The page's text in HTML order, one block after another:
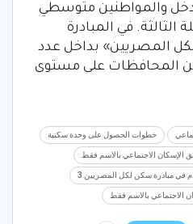
والمواطنين متوسطي
في المبادرة
المصريين» بداخل عدد
المحافظات على مستوى
خطوات الحصول على وحدة سكنية
الإسكان الاجتماعي بالاسم فقط
في مبادرة سكن لكل المصريين 3
الاجتماعي بالاسم فقط